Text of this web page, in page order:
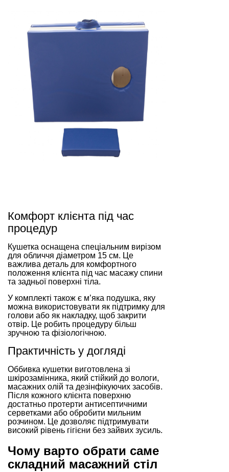
Комфорт клієнта під час
процедур
Кушетка оснащена спеціальним вирізом
для обличчя діаметром 15 см. Це
важлива деталь для комфортного
положення клієнта під час масажу спини
та задньої поверхні тіла.
У комплекті також є м’яка подушка, яку
можна використовувати як підтримку для
голови або як накладку, щоб закрити
отвір. Це робить процедуру більш
зручною та фізіологічною.
Практичність у догляді
Оббивка кушетки виготовлена зі
шкірозамінника, який стійкий до вологи,
масажних олій та дезінфікуючих засобів.
Після кожного клієнта поверхню
достатньо протерти антисептичними
серветками або обробити мильним
розчином. Це дозволяє підтримувати
високий рівень гігієни без зайвих зусиль.
Чому варто обрати саме
складний масажний стіл